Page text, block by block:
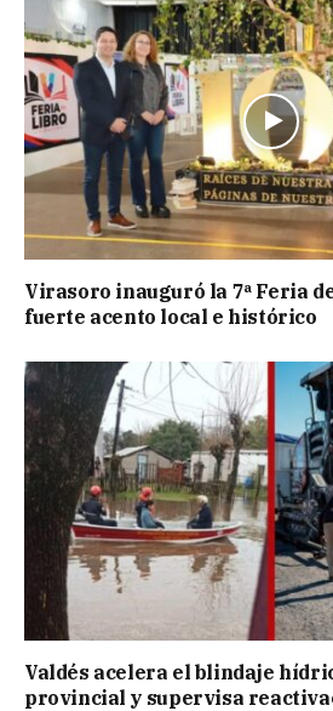
Virasoro inauguró la 7ª Feria
fuerte acento local e histórico
Valdés acelera el blindaje
provincial y supervisa